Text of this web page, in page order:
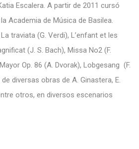
Escalera. A partir de 2011 cursó
Academia de Música de Basilea.
traviata (G. Verdi), L’enfant et les
(J. S. Bach), Missa No2 (F.
Op. 86 (A. Dvorak), Lobgesang (F.
diversas obras de A. Ginastera, E.
otros, en diversos escenarios